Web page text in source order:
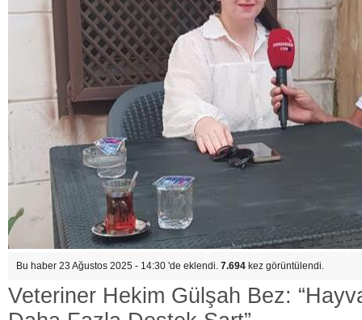
Bu haber 23 Ağustos 2025 - 14:30 'de eklendi. 7.694 kez görüntülendi.
Veteriner Hekim Gülşah Bez: